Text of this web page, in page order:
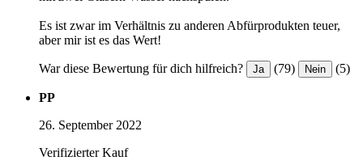
Es ist zwar im Verhältnis zu anderen Abfürprodukten teuer,
aber mir ist es das Wert!
War diese Bewertung für dich hilfreich? Ja (79) Nein (5)
PP
26. September 2022
Verifizierter Kauf